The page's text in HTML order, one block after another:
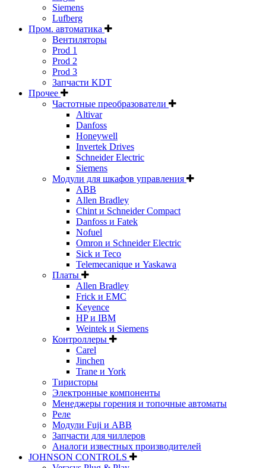
Siemens
Lufberg
Пром. автоматика
Вентиляторы
Prod 1
Prod 2
Prod 3
Запчасти KDT
Прочее
Частотные преобразователи
Altivar
Danfoss
Honeywell
Invertek Drives
Schneider Electric
Siemens
Модули для шкафов управления
ABB
Allen Bradley
Chint и Schneider Compact
Danfoss и Fatek
Nofuel
Omron и Schneider Electric
Sick и Teco
Telemecanique и Yaskawa
Платы
Allen Bradley
Frick и EMC
Keyence
HP и IBM
Weintek и Siemens
Контроллеры
Carel
Jinchen
Trane и York
Тиристоры
Электронные компоненты
Менеджеры горения и топочные автоматы
Реле
Модули Fuji и ABB
Запчасти для чиллеров
Аналоги известных производителей
JOHNSON CONTROLS